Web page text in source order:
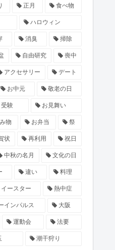
正月 食べ物
ハロウィン
消臭 掃除
自由研究 喪中
アクセサリー デート
お中元 敬老の日
受験 お見舞い
物 お弁当 祭
状 再利用 祝日
中秋の名月 文化の日
違い 料理
イースター 熱中症
インパルス 大阪
運動会 法要
潮干狩り